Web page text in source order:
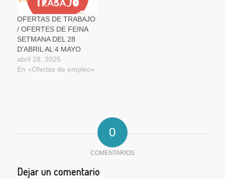
OFERTAS DE TRABAJO
/ OFERTES DE FEINA
SETMANA DEL 28
D’ABRIL AL 4 MAYO
abril 28, 2025
En «Ofertas de empleo»
0
COMENTARIOS
Dejar un comentario